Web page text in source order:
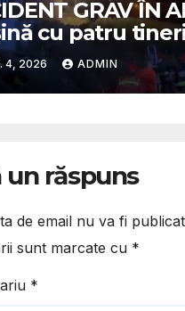
GRAV ÎN
cu patru
pe un
Doi sunt în
4, 2026 ADMIN
un răspuns
de email nu va fi
sunt marcate cu *
*